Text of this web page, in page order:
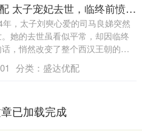
国睿信配 太子宠妃去世，临终前愤恨不平，一番话给西汉王朝带来灭顶之灾
年，太子刘奭心爱的司马良娣突然
她的去世虽看似平常，却因临终
，悄然改变了整个西汉王朝的命
分类： 盛达优配
已加载完成